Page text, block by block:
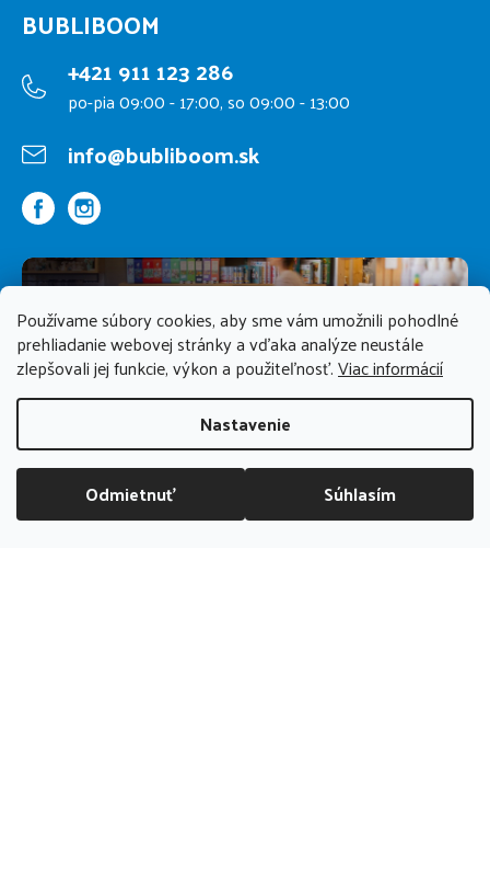
Používame súbory cookies, aby sme vám umožnili pohodlné
prehliadanie webovej stránky a vďaka analýze neustále
zlepšovali jej funkcie, výkon a použiteľnosť.Viac informácií
Nastavenie
Odmietnuť Súhlasím
DOPRAVA ZADARMO NAD 70 EUR
BUBLIBOOM
+421 911 123 286
po-pia 09:00 - 17:00, so 09:00 - 13:00
info@bubliboom.sk
Kamenná
predajňa
PREDAJŇA ZATVORENÁ